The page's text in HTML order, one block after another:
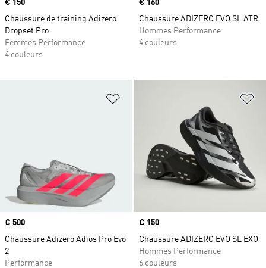
Prix
€ 150
Chaussure de training Adizero
Dropset Pro
Femmes Performance
4 couleurs
Prix
€ 160
Chaussure ADIZERO EVO SL ATR
Hommes Performance
4 couleurs
Ajouter à la Liste de produits
Prix
€ 500
Chaussure Adizero Adios Pro Evo
2
Performance
Prix
€ 150
Chaussure ADIZERO EVO SL EXO
Hommes Performance
6 couleurs